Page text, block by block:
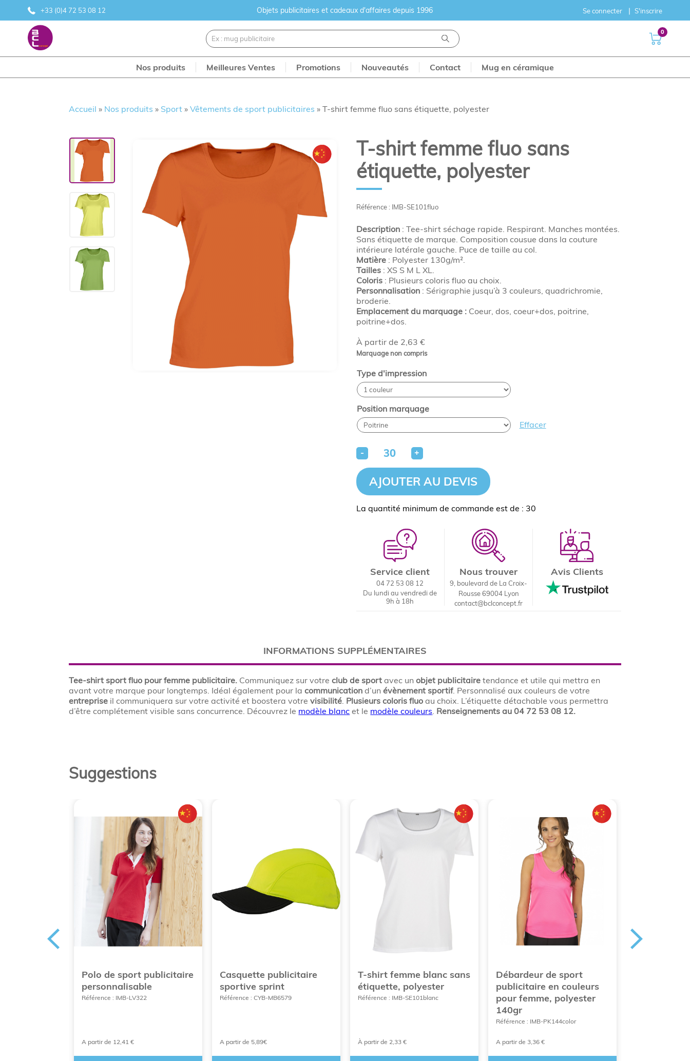
+33 (0)4 72 53 08 12 Objets publicitaires et cadeaux d'affaires depuis 1996 Se connecter S'inscrire
0
Nos produits Meilleures Ventes Promotions Nouveautés Contact Mug en céramique
Accueil » Nos produits » Sport »Vêtements de sport publicitaires »T-shirt femme fluo sans étiquette, polyester
Référence : IMB-SE101fluo
À partir de 2,63 €
Marquage non compris
T-shirt femme fluo sans
étiquette, polyester
Description: Tee-shirt séchage rapide. Respirant. Manches montées.
Sans étiquette de marque. Composition cousue dans la couture
intérieure latérale gauche. Puce de taille au col.
Matière: Polyester 130g/m².
Tailles: XS S M L XL.
Coloris: Plusieurs coloris fluo au choix.
Personnalisation: Sérigraphie jusqu’à 3 couleurs, quadrichromie,
broderie.
Emplacement du marquage :Coeur, dos, coeur+dos, poitrine,
poitrine+dos.
Type d'impression
Position marquage
Effacer
- +
AJOUTER AU DEVIS
La quantité minimum de commande est de : 30
Service client
04 72 53 08 12
Du lundi au vendredi de
9h à 18h
Nous trouver
9, boulevard de La Croix-
Rousse 69004 Lyon
contact@bclconcept.fr
Avis Clients
INFORMATIONS SUPPLÉMENTAIRES
Tee-shirt sport fluo pour femme publicitaire. Communiquez sur votreclub de sport avec unobjet publicitaire tendance et utile qui mettra en
avant votre marque pour longtemps. Idéal également pour la communication d’unévènement sportif. Personnalisé aux couleurs de votre
entreprise il communiquera sur votre activité et boostera votrevisibilité. Plusieurs coloris fluoau choix. L’étiquette détachable vous permettra
d’être complétement visible sans concurrence. Découvrez le modèle blanc et le modèle couleurs. Renseignements au 04 72 53 08 12.
Suggestions
Polo de sport publicitaire
personnalisable
Référence : IMB-LV322
A partir de 12,41 €
Casquette publicitaire
sportive sprint
Référence : CYB-MB6579
A partir de 5,89€
T-shirt femme blanc sans
étiquette, polyester
Référence : IMB-SE101blanc
À partir de 2,33 €
Débardeur de sport
publicitaire en couleurs
pour femme, polyester
140gr
Référence : IMB-PK144color
A partir de 3,36 €